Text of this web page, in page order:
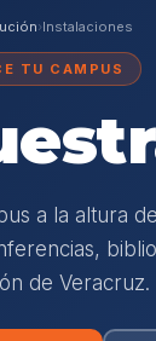
›Instalaciones
TU CAMPUS
a la altura
de Veracruz.